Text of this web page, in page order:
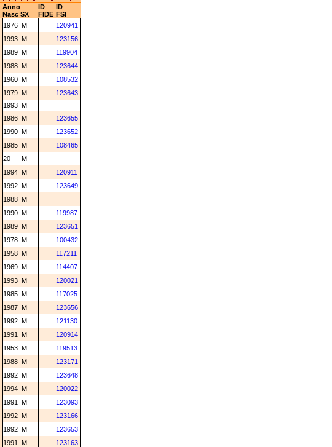
Anno ID
ID
Nasc SX FIDE FSI
1976 M
120941
1993 M
123156
1989 M
119904
1988 M
123644
1960 M
108532
1979 M
123643
1993 M
1986 M
123655
1990 M
123652
1985 M
108465
20
M
1994 M
120911
1992 M
123649
1988 M
1990 M
119987
1989 M
123651
1978 M
100432
1958 M
117211
1969 M
114407
1993 M
120021
1985 M
117025
1987 M
123656
1992 M
121130
1991 M
120914
1953 M
119513
1988 M
123171
1992 M
123648
1994 M
120022
1991 M
123093
1992 M
123166
1992 M
123653
1991 M
123163